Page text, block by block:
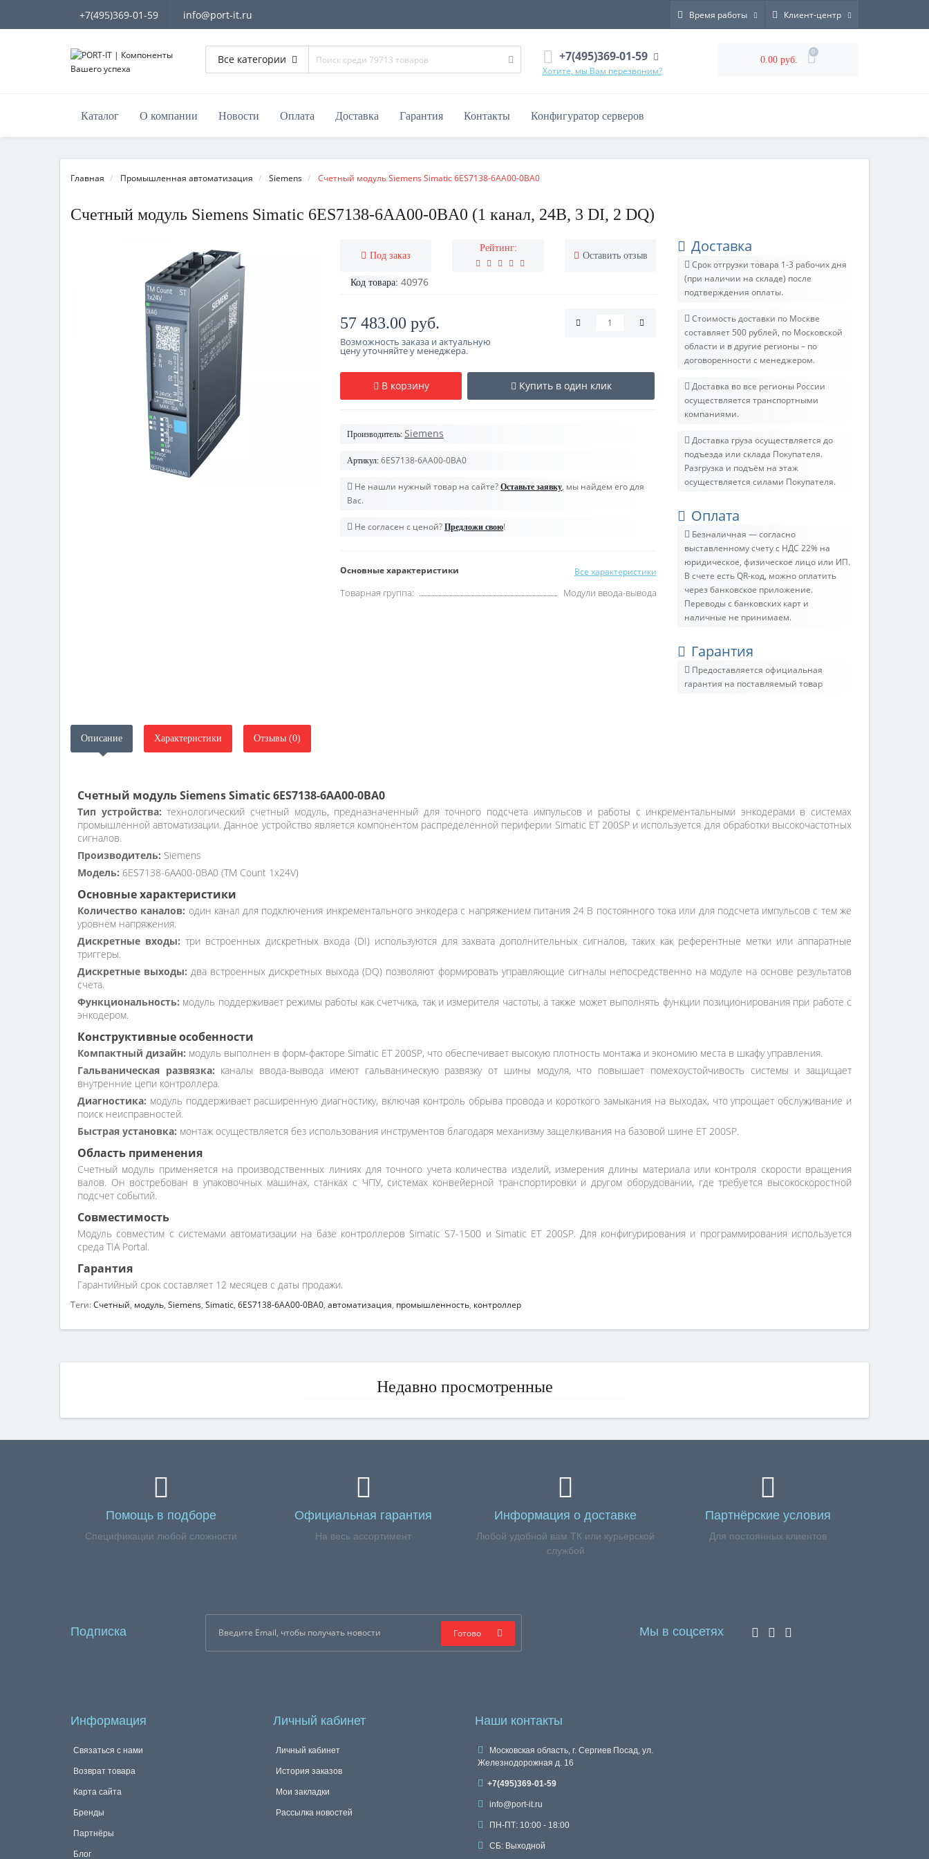
+7(495)369-01-59 info@port-it.ru Время работы Клиент-центр
Все категории +7(495)369-01-59
Хотите, мы Вам перезвоним?
0.00 руб.
0
Каталог О компании Новости Оплата Доставка Гарантия Контакты Конфигуратор серверов
Главная Промышленная автоматизация Siemens Счетный модуль Siemens Simatic 6ES7138-6AA00-0BA0
Счетный модуль Siemens Simatic 6ES7138-6AA00-0BA0 (1 канал, 24В, 3 DI, 2 DQ)
Под заказ
Рейтинг:
Оставить отзыв
Код товара: 40976
57 483.00 руб.
Возможность заказа и актуальную
цену уточняйте у менеджера.
В корзину Купить в один клик
Производитель: Siemens
Артикул: 6ES7138-6AA00-0BA0
Не нашли нужный товар на сайте? Оставьте заявку, мы найдем его для
Вас.
Не согласен с ценой? Предложи свою!
Основные характеристики Все характеристики
Товарная группа: Модули ввода-вывода
Доставка
Срок отгрузки товара 1-3 рабочих дня
(при наличии на складе) после
подтверждения оплаты.
Стоимость доставки по Москве
составляет 500 рублей, по Московской
области и в другие регионы – по
договоренности с менеджером.
Доставка во все регионы России
осуществляется транспортными
компаниями.
Доставка груза осуществляется до
подъезда или склада Покупателя.
Разгрузка и подъём на этаж
осуществляется силами Покупателя.
Оплата
Безналичная — согласно
выставленному счету c НДС 22% на
юридическое, физическое лицо или ИП.
В счете есть QR-код, можно оплатить
через банковское приложение.
Переводы с банковских карт и
наличные не принимаем.
Гарантия
Предоставляется официальная
гарантия на поставляемый товар
Описание Характеристики Отзывы (0)
Счетный модуль Siemens Simatic 6ES7138-6AA00-0BA0
Тип устройства: технологический счетный модуль, предназначенный для точного подсчета импульсов и работы с инкрементальными энкодерами в системах
промышленной автоматизации. Данное устройство является компонентом распределенной периферии Simatic ET 200SP и используется для обработки высокочастотных
сигналов.
Производитель: Siemens
Модель: 6ES7138-6AA00-0BA0 (TM Count 1x24V)
Основные характеристики
Количество каналов: один канал для подключения инкрементального энкодера с напряжением питания 24 В постоянного тока или для подсчета импульсов с тем же
уровнем напряжения.
Дискретные входы: три встроенных дискретных входа (DI) используются для захвата дополнительных сигналов, таких как референтные метки или аппаратные
триггеры.
Дискретные выходы: два встроенных дискретных выхода (DQ) позволяют формировать управляющие сигналы непосредственно на модуле на основе результатов
счета.
Функциональность: модуль поддерживает режимы работы как счетчика, так и измерителя частоты, а также может выполнять функции позиционирования при работе с
энкодером.
Конструктивные особенности
Компактный дизайн: модуль выполнен в форм-факторе Simatic ET 200SP, что обеспечивает высокую плотность монтажа и экономию места в шкафу управления.
Гальваническая развязка: каналы ввода-вывода имеют гальваническую развязку от шины модуля, что повышает помехоустойчивость системы и защищает
внутренние цепи контроллера.
Диагностика: модуль поддерживает расширенную диагностику, включая контроль обрыва провода и короткого замыкания на выходах, что упрощает обслуживание и
поиск неисправностей.
Быстрая установка: монтаж осуществляется без использования инструментов благодаря механизму защелкивания на базовой шине ET 200SP.
Область применения
Счетный модуль применяется на производственных линиях для точного учета количества изделий, измерения длины материала или контроля скорости вращения
валов. Он востребован в упаковочных машинах, станках с ЧПУ, системах конвейерной транспортировки и другом оборудовании, где требуется высокоскоростной
подсчет событий.
Совместимость
Модуль совместим с системами автоматизации на базе контроллеров Simatic S7-1500 и Simatic ET 200SP. Для конфигурирования и программирования используется
среда TIA Portal.
Гарантия
Гарантийный срок составляет 12 месяцев с даты продажи.
Теги:Счетный, модуль, Siemens, Simatic, 6ES7138-6AA00-0BA0, автоматизация, промышленность, контроллер
Недавно просмотренные
Помощь в подборе
Спецификации любой сложности
Официальная гарантия
На весь ассортимент
Информация о доставке
Любой удобной вам ТК или курьерской
службой
Партнёрские условия
Для постоянных клиентов
Подписка Готово Мы в соцсетях
Информация
Связаться с нами
Возврат товара
Карта сайта
Бренды
Партнёры
Блог
Личный кабинет
Личный кабинет
История заказов
Мои закладки
Рассылка новостей
Наши контакты
Московская область, г. Сергиев Посад, ул.
Железнодорожная д. 16
+7(495)369-01-59
info@port-it.ru
ПН-ПТ: 10:00 - 18:00
СБ: Выходной